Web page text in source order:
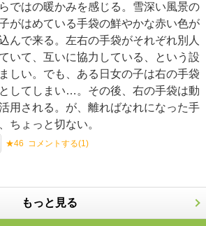
ではの暖かみを感じる。雪深い風景の
がはめている手袋の鮮やかな赤い色が
んで来る。左右の手袋がそれぞれ別人
いて、互いに協力している、という設
しい。でも、ある日女の子は右の手袋
してしまい…。その後、右の手袋は動
用される。が、離ればなれになった手
ちょっと切ない。
★46 コメントする(1)
もっと見る